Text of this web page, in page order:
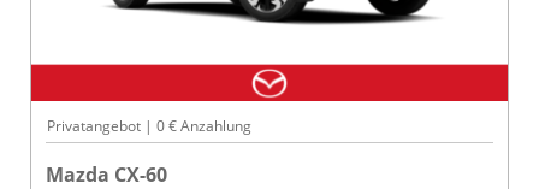
Privatangebot | 0 € Anzahlung
Mazda CX-60